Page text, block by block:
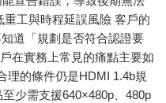
工與時程延誤風險 客戶的
道「規劃是否符合認證要
在實務上常見的痛點主要如
理的條件仍是HDMI 1.4b規
少需支援640×480p、480p